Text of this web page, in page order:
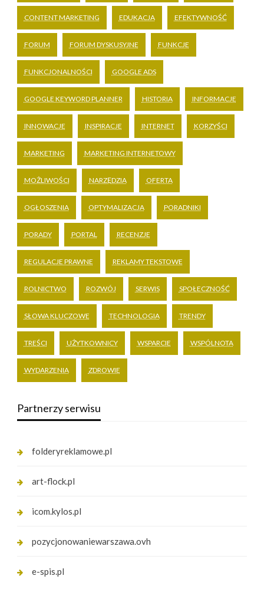
CONTENT MARKETING EDUKACJA EFEKTYWNOŚĆ
FORUM FORUM DYSKUSYJNE FUNKCJE
FUNKCJONALNOŚCI GOOGLE ADS
GOOGLE KEYWORD PLANNER HISTORIA INFORMACJE
INNOWACJE INSPIRACJE INTERNET KORZYŚCI
MARKETING MARKETING INTERNETOWY
MOŻLIWOŚCI NARZĘDZIA OFERTA
OGŁOSZENIA OPTYMALIZACJA PORADNIKI
PORADY PORTAL RECENZJE
REGULACJE PRAWNE REKLAMY TEKSTOWE
ROLNICTWO ROZWÓJ SERWIS SPOŁECZNOŚĆ
SŁOWA KLUCZOWE TECHNOLOGIA TRENDY
TREŚCI UŻYTKOWNICY WSPARCIE WSPÓLNOTA
WYDARZENIA ZDROWIE
Partnerzy serwisu
folderyreklamowe.pl
art-flock.pl
icom.kylos.pl
pozycjonowaniewarszawa.ovh
e-spis.pl